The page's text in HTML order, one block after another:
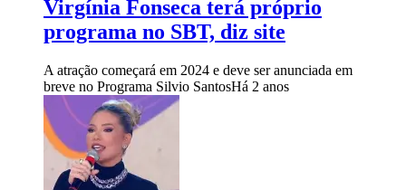
Virgínia Fonseca terá próprio
programa no SBT, diz site
A atração começará em 2024 e deve ser anunciada em
breve no Programa Silvio SantosHá 2 anos